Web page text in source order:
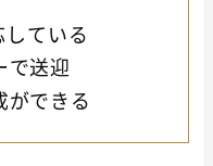
ている
で送迎
ができる